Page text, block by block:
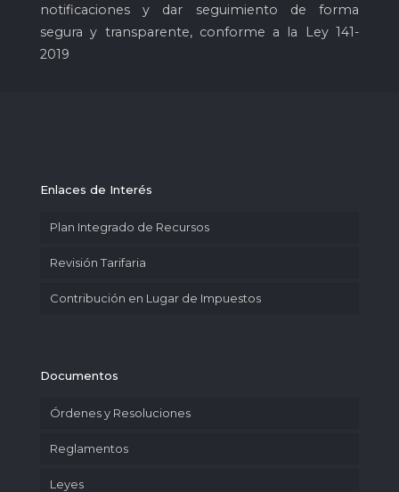
notificaciones y dar seguimiento de forma
segura y transparente, conforme a la Ley 141-
2019
Enlaces de Interés
Plan Integrado de Recursos
Revisión Tarifaria
Contribución en Lugar de Impuestos
Documentos
Órdenes y Resoluciones
Reglamentos
Leyes